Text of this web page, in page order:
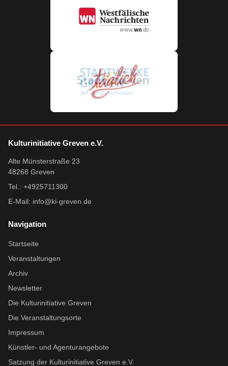
Kulturinitiative Greven e.V.
Alte Münsterstraße 23
48268 Greven
Tel.: +4925711300
E-Mail: info@ki-greven.de
Navigation
Startseite
Veranstaltungen
Archiv
Newsletter
Die Kulturinitiative Greven
Die Veranstaltungsorte
Impressum
Künstler- und Agenturangebote
Satzung der Kulturinitiative Greven e.V.